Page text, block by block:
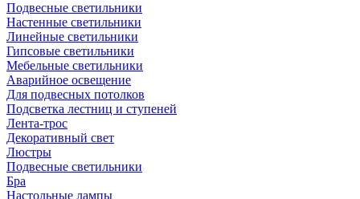
Подвесные светильники
Настенные светильники
Линейные светильники
Гипсовые светильники
Мебельные светильники
Аварийное освещение
Для подвесных потолков
Подсветка лестниц и ступеней
Лента-трос
Декоративный свет
Люстры
Подвесные светильники
Бра
Настольные лампы